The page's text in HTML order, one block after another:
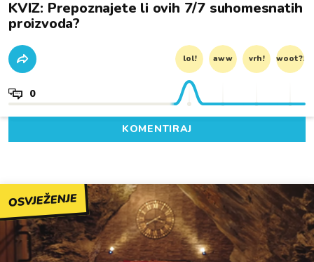
KVIZ: Prepoznajete li ovih 7/7 suhomesnatih
proizvoda?
lol! aww vrh! woot?!
0
KOMENTIRAJ
OSVJEŽENJE